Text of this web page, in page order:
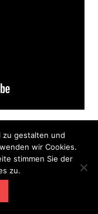
zu gestalten und
wir Cookies.
stimmen Sie der
zu.